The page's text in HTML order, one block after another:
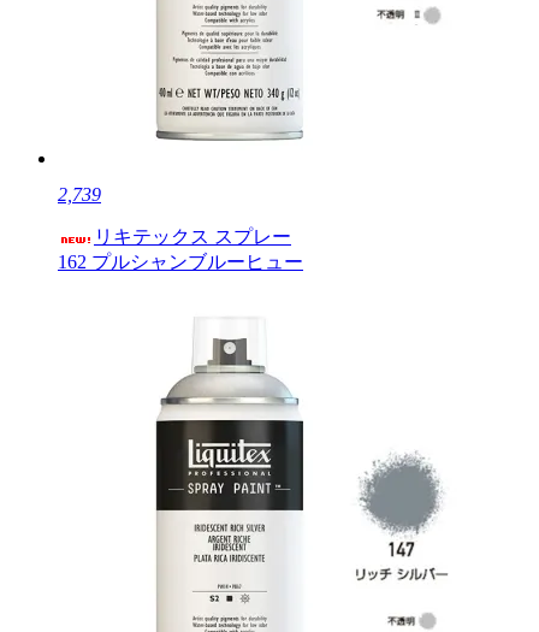
2,739
リキテックス スプレー
162 プルシャンブルーヒュー